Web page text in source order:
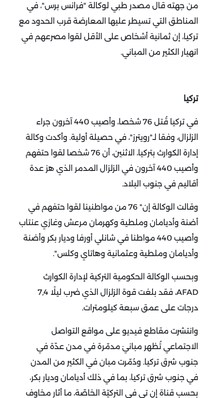
من جهته قال مصدر طبي لوكالة "فرانس برس"، في
المناطق التي تسيطر عليها المعارضة قرب الحدود مع
تركيا، إن ثمانية أشخاص على الأقل لقوا مصرعهم في
انهيار الكثير من المباني.
تركيا
في تركيا قُتل 76 شخصا، وأصيب 440 آخرون جراء
الزلزال، وفقا لـ"رويترز"، في حصيلة أولية. وأكدت وكالة
إدارة الكوارث بتركيا، الاثنين، أن 76 شخصا لقوا حتفهم
وأصيب 440 آخرون في الزلزال المدمر الذي هز عدة
أقاليم في جنوب البلاد.
وقالت الوكالة إن" 76 من مواطنينا لقوا حتفهم في
أضنة وأديامان وملطية وكهرمان مرعش وغازي عنتاب
وأصيب 440 مواطنا في شانلي أورفا وديار بكر وأضنة
وأديامان وملطية وعثمانية وهاتاي وكلس".
وبحسب الوكالة الحكومية التركية لإدارة الكوارث
AFAD، فقد بلغت قوة الزلزال الذي ضرب ليلًا 7,4
درجات على عمق سبعة كيلومترات.
وانتشرت مقاطع فيديو على مواقع التواصل
الاجتماعي تُظهر مبانيَ مدمّرة في مدن عدّة في
جنوب شرق تركيا. ودُمّرت مبان في الكثير من المدن
في جنوب شرق تركيا، بما في ذلك أديامان وديار بكر،
بحسب قناة إن تي في التركيّة الخاصّة، ما أثار مخاوف